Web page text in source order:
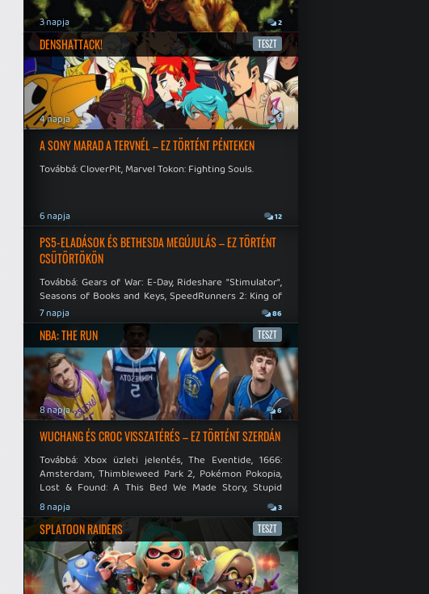
3 napja 2
DENSHATTACK! TESZT
4 napja 9
A SONY MARAD A TERVNÉL – EZ TÖRTÉNT PÉNTEKEN
Továbbá: CloverPit, Marvel Tokon: Fighting Souls.
6 napja 12
PS5-ELADÁSOK ÉS BETHESDA MEGÚJULÁS – EZ TÖRTÉNT
CSÜTÖRTÖKÖN
Továbbá: Gears of War: E-Day, Rideshare "Stimulator",
Seasons of Books and Keys, SpeedRunners 2: King of
Speed.
7 napja 86
NBA: THE RUN TESZT
8 napja 6
WUCHANG ÉS CROC VISSZATÉRÉS – EZ TÖRTÉNT SZERDÁN
Továbbá: Xbox üzleti jelentés, The Eventide, 1666:
Amsterdam, Thimbleweed Park 2, Pokémon Pokopia,
Lost & Found: A This Bed We Made Story, Stupid
Never Dies.
8 napja 3
SPLATOON RAIDERS TESZT